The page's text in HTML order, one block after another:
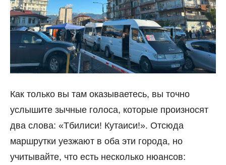
Как только вы там оказываетесь, вы точно
услышите зычные голоса, которые произносят
два слова: «Тбилиси! Кутаиси!». Отсюда
маршрутки уезжают в оба эти города, но
учитывайте, что есть несколько нюансов: